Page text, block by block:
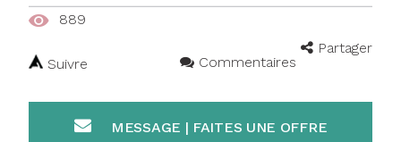
889
Partager
Suivre
Commentaires
MESSAGE | FAITES UNE OFFRE